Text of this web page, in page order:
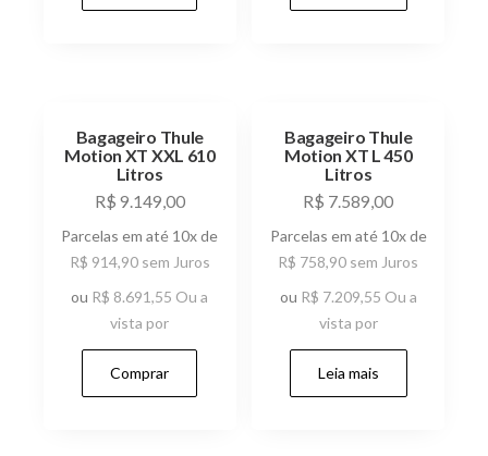
Bagageiro Thule
Motion XT XXL 610
Litros
R$ 9.149,00
Parcelas em até 10x de
R$ 914,90 sem Juros
ou R$ 8.691,55 Ou a
vista por
Comprar
Bagageiro Thule
Motion XT L 450
Litros
R$ 7.589,00
Parcelas em até 10x de
R$ 758,90 sem Juros
ou R$ 7.209,55 Ou a
vista por
Leia mais